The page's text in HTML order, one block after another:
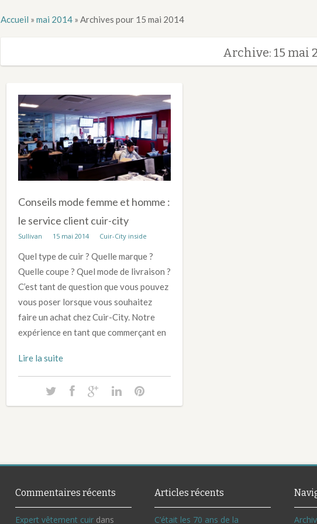
Accueil » mai 2014 » Archives pour 15 mai 2014
Archive: 15 mai
Conseils mode femme et homme :
le service client cuir-city
Sullivan 15 mai 2014 Cuir-City inside
Quel type de cuir ? Quelle marque ?
Quelle coupe ? Quel mode de livraison ?
C’est tant de question que vous pouvez
vous poser lorsque vous souhaitez
faire un achat chez Cuir-City. Notre
expérience en tant que commerçant en
Lire la suite
Commentaires récents
Expert vêtement cuirdans
Articles récents
C’était les 70 ans de la